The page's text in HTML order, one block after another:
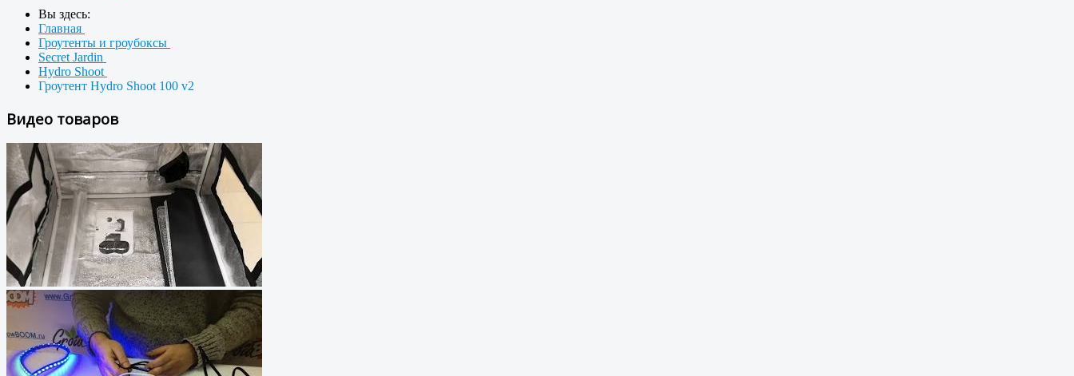
Вы здесь:
Главная
Гроутенты и гроубоксы
Secret Jardin
Hydro Shoot
Гроутент Hydro Shoot 100 v2
Видео товаров